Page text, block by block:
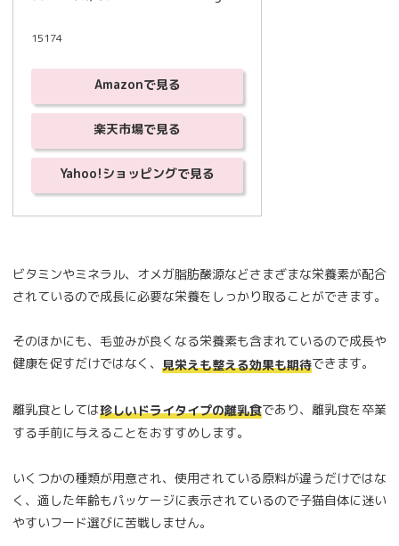
15174
Amazonで見る
楽天市場で見る
Yahoo!ショッピングで見る
ビタミンやミネラル、オメガ脂肪酸源などさまざまな栄養素が配合
されているので成長に必要な栄養をしっかり取ることができます。
そのほかにも、毛並みが良くなる栄養素も含まれているので成長や
健康を促すだけではなく、 見栄えも整える効果も期待できます。
離乳食としては珍しいドライタイプの離乳食であり、離乳食を卒業
する手前に与えることをおすすめします。
いくつかの種類が用意され、使用されている原料が違うだけではな
く、適した年齢もパッケージに表示されているので子猫自体に迷い
やすいフード選びに苦戦しません。